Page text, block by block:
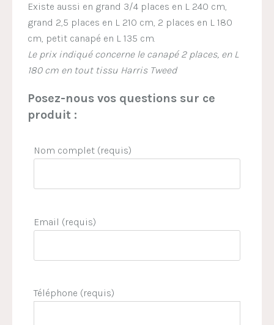
Existe aussi en grand 3/4 places en L 240 cm,
grand 2,5 places en L 210 cm, 2 places en L 180
cm, petit canapé en L 135 cm.
Le prix indiqué concerne le canapé 2 places, en L
180 cm en tout tissu Harris Tweed
Posez-nous vos questions sur ce
produit :
Nom complet (requis)
Email (requis)
Téléphone (requis)